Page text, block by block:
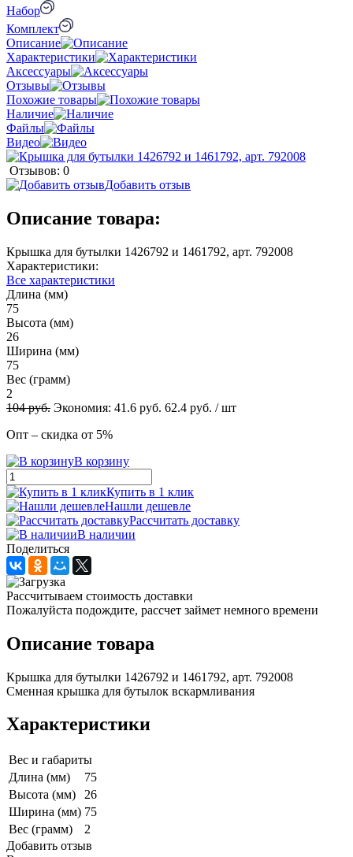
Набор
Комплект
Описание
Характеристики
Аксессуары
Отзывы
Похожие товары
Наличие
Файлы
Видео
Отзывов: 0
Добавить отзыв
Описание товара:
Крышка для бутылки 1426792 и 1461792, арт. 792008
Характеристики:
Все характеристики
Длина (мм)
75
Высота (мм)
26
Ширина (мм)
75
Вес (грамм)
2
104руб. Экономия: 41.6 руб. 62.4 руб. / шт
Опт – скидка от 5%
В корзину
Купить в 1 клик
Нашли дешевле
Рассчитать доставку
В наличии
Поделиться
Рассчитываем стоимость доставки
Пожалуйста подождите, рассчет займет немного времени
Описание товара
Крышка для бутылки 1426792 и 1461792, арт. 792008
Сменная крышка для бутылок вскармливания
Характеристики
Вес и габариты
Длина (мм)
75
Высота (мм)
26
Ширина (мм) 75
Вес (грамм)
2
Добавить отзыв